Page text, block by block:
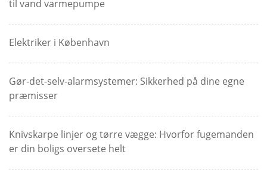
til vand varmepumpe
Elektriker i København
Gør-det-selv-alarmsystemer: Sikkerhed på dine egne
præmisser
Knivskarpe linjer og tørre vægge: Hvorfor fugemanden
er din boligs oversete helt